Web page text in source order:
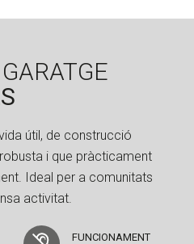
útil, de construcció
i que pràcticament
Ideal per a comunitats
activitat.
FUNCIONAMENT